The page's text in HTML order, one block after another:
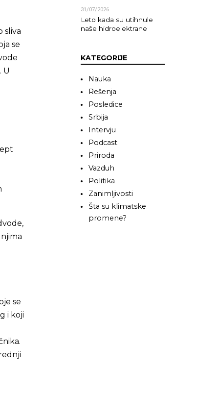
sliva
se
U
se
i koji
31/07/2026
Leto kada su utihnule
naše hidroelektrane
KATEGORIJE
Nauka
Rešenja
Posledice
Srbija
Intervju
Podcast
Priroda
Vazduh
Politika
Zanimljivosti
Šta su klimatske
promene?